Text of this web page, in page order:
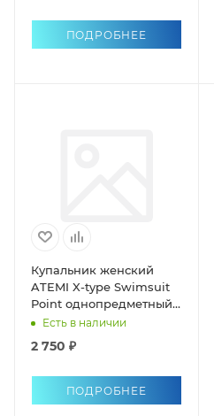
ПОДРОБНЕЕ
Купальник женский
ATEMI X-type Swimsuit
Point однопредметный
антихлор
Есть в наличии
2 750 ₽
ПОДРОБНЕЕ